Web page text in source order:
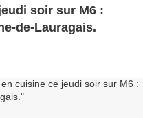
soir sur M6 :
de-Lauragais.